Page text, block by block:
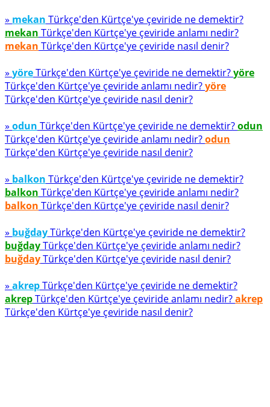
» mekan Türkçe'den Kürtçe'ye çeviride ne demektir?
mekan Türkçe'den Kürtçe'ye çeviride anlamı nedir?
mekan Türkçe'den Kürtçe'ye çeviride nasıl denir?
» yöreTürkçe'den Kürtçe'ye çeviride ne demektir?yöre
Türkçe'den Kürtçe'ye çeviride anlamı nedir?yöre
Türkçe'den Kürtçe'ye çeviride nasıl denir?
» odun Türkçe'den Kürtçe'ye çeviride ne demektir?odun
Türkçe'den Kürtçe'ye çeviride anlamı nedir?odun
Türkçe'den Kürtçe'ye çeviride nasıl denir?
» balkon Türkçe'den Kürtçe'ye çeviride ne demektir?
balkon Türkçe'den Kürtçe'ye çeviride anlamı nedir?
balkon Türkçe'den Kürtçe'ye çeviride nasıl denir?
» buğdayTürkçe'den Kürtçe'ye çeviride ne demektir?
buğdayTürkçe'den Kürtçe'ye çeviride anlamı nedir?
buğdayTürkçe'den Kürtçe'ye çeviride nasıl denir?
» akrepTürkçe'den Kürtçe'ye çeviride ne demektir?
akrepTürkçe'den Kürtçe'ye çeviride anlamı nedir?akrep
Türkçe'den Kürtçe'ye çeviride nasıl denir?